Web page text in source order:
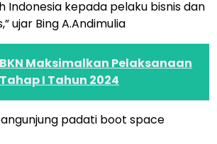
Indonesia kepada pelaku bisnis dan
ujar Bing A.Andimulia
BKN Maksimalkan Pelaksanaan
Tahap I Tahun 2024